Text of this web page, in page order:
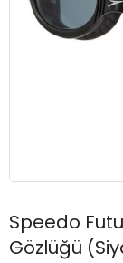
Speedo
Gözlüğü
Resim
galerisinin
başlangıcına